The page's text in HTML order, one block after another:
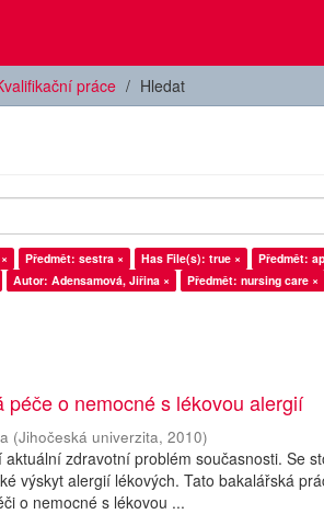
práce Hledat
Předmět: sestra × Has File(s): true × Předmět:
Autor: Adensamová, Jiřina × Předmět: nursing care ×
péče o nemocné s lékovou alergií
(Jihočeská univerzita,2010)
aktuální zdravotní problém současnosti. Se
výskyt alergií lékových. Tato bakalářská
o nemocné s lékovou ...